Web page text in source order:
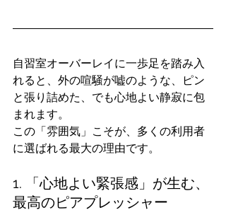
自習室オーバーレイに一歩足を踏み入
れると、外の喧騒が嘘のような、ピン
と張り詰めた、でも心地よい静寂に包
まれます。
この「雰囲気」こそが、多くの利用者
に選ばれる最大の理由です。
1. 「心地よい緊張感」が生む、
最高のピアプレッシャー